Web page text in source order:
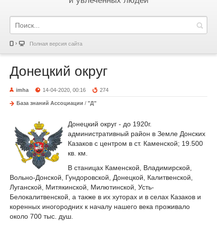
Полная версия сайта
Донецкий округ
imha 14-04-2020, 00:16 274
База знаний Ассоциации / "Д"
Донецкий округ - до 1920г.
административный район в Земле Донских
Казаков с центром в ст. Каменской; 19.500
кв. км.
В станицах Каменской, Владимирской,
Вольно-Донской, Гундоровской, Донецкой, Калитвенской,
Луганской, Митякинской, Милютинской, Усть-
Белокалитвенской, а также в их хуторах и в селах Казаков и
коренных иногородних к началу нашего века проживало
около 700 тыс. душ.